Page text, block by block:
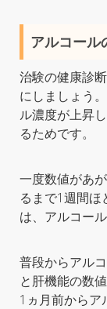
アルコール
治験の健康診
にしましょう
ル濃度が上昇
るためです。
一度数値があ
るまで1週間ほ
は、アルコー
普段からアル
と肝機能の数
1ヵ月前からア